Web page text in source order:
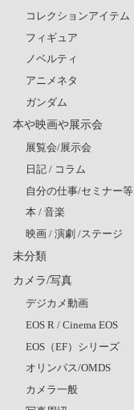
コレクションアイテム
フィギュア
ノベルティ
アニメネタ
ガンダム
本や映画や展示会
展覧会/展示会
日記 / コラム
自分の仕事/セミナー等
本 / 音楽
映画 / 演劇 /ステージ
未分類
カメラ/写真
デジカメ動画
EOS R / Cinema EOS
EOS（EF）シリーズ
オリンパス/OMDS
カメラ一般